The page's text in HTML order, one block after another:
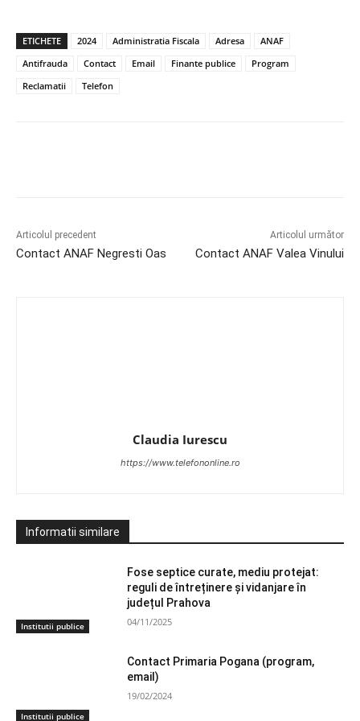
ETICHETE 2024 Administratia Fiscala Adresa
ANAF
Antifrauda
Contact Email Finante publice
Program
Reclamatii
Telefon
Articolul precedent
Contact ANAF Negresti Oas
Articolul următor
Contact ANAF Valea Vinului
Claudia Iurescu
https://www.telefononline.ro
Informatii similare
Institutii publice
Fose septice curate, mediu protejat:
reguli de întreținere și vidanjare în
județul Prahova
04/11/2025
Institutii publice
Contact Primaria Pogana (program,
email)
19/02/2024